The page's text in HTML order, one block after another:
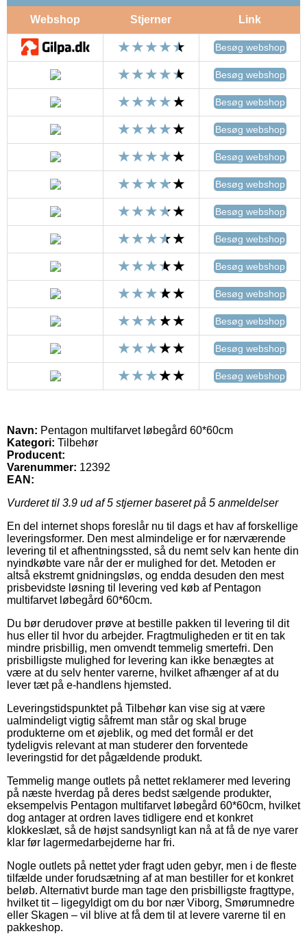
Webshop Stjerner Link
Besøg webshop
Besøg webshop
Besøg webshop
Besøg webshop
Besøg webshop
Besøg webshop
Besøg webshop
Besøg webshop
Besøg webshop
Besøg webshop
Besøg webshop
Besøg webshop
Besøg webshop
Navn: Pentagon multifarvet løbegård 60*60cm
Kategori: Tilbehør
Producent:
Varenummer: 12392
EAN:
Vurderet til 3.9 ud af 5 stjerner baseret på 5 anmeldelser
En del internet shops foreslår nu til dags et hav af forskellige
leveringsformer. Den mest almindelige er for nærværende
levering til et afhentningssted, så du nemt selv kan hente din
nyindkøbte vare når der er mulighed for det. Metoden er
altså ekstremt gnidningsløs, og endda desuden den mest
prisbevidste løsning til levering ved køb af Pentagon
multifarvet løbegård 60*60cm.
Du bør derudover prøve at bestille pakken til levering til dit
hus eller til hvor du arbejder. Fragtmuligheden er tit en tak
mindre prisbillig, men omvendt temmelig smertefri. Den
prisbilligste mulighed for levering kan ikke benægtes at
være at du selv henter varerne, hvilket afhænger af at du
lever tæt på e-handlens hjemsted.
Leveringstidspunktet på Tilbehør kan vise sig at være
ualmindeligt vigtig såfremt man står og skal bruge
produkterne om et øjeblik, og med det formål er det
tydeligvis relevant at man studerer den forventede
leveringstid for det pågældende produkt.
Temmelig mange outlets på nettet reklamerer med levering
på næste hverdag på deres bedst sælgende produkter,
eksempelvis Pentagon multifarvet løbegård 60*60cm, hvilket
dog antager at ordren laves tidligere end et konkret
klokkeslæt, så de højst sandsynligt kan nå at få de nye varer
klar før lagermedarbejderne har fri.
Nogle outlets på nettet yder fragt uden gebyr, men i de fleste
tilfælde under forudsætning af at man bestiller for et konkret
beløb. Alternativt burde man tage den prisbilligste fragttype,
hvilket tit – ligegyldigt om du bor nær Viborg, Smørumnedre
eller Skagen – vil blive at få dem til at levere varerne til en
pakkeshop.